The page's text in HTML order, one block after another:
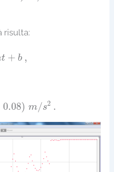
risulta:
t + b ,
t b
0.08) m/s2 .
)m 2